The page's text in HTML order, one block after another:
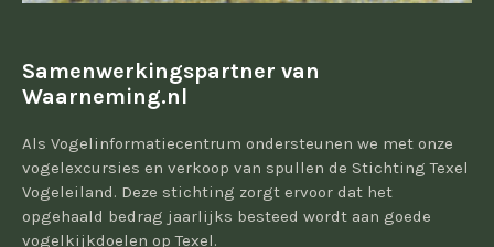
Samenwerkingspartner van
Waarneming.nl
Als Vogelinformatiecentrum ondersteunen we met onze
vogelexcursies en verkoop van spullen de Stichting Texel
Vogeleiland. Deze stichting zorgt ervoor dat het
opgehaald bedrag jaarlijks besteed wordt aan goede
vogelkijkdoelen op Texel.